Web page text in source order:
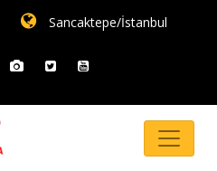
Sancaktepe/İstanbul